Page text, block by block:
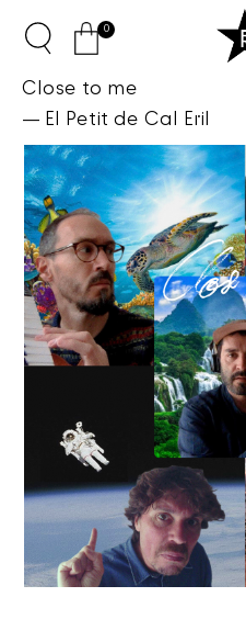
0
Close to me
El Petit de Cal Eril